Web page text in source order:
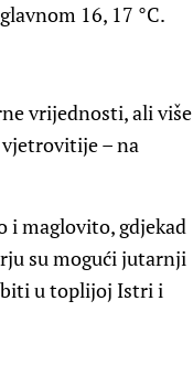
16, 17 °C.
vrijednosti, ali više
vjetrovitije – na
i maglovito, gdjekad
su mogući jutarnji
biti u toplijoj Istri i